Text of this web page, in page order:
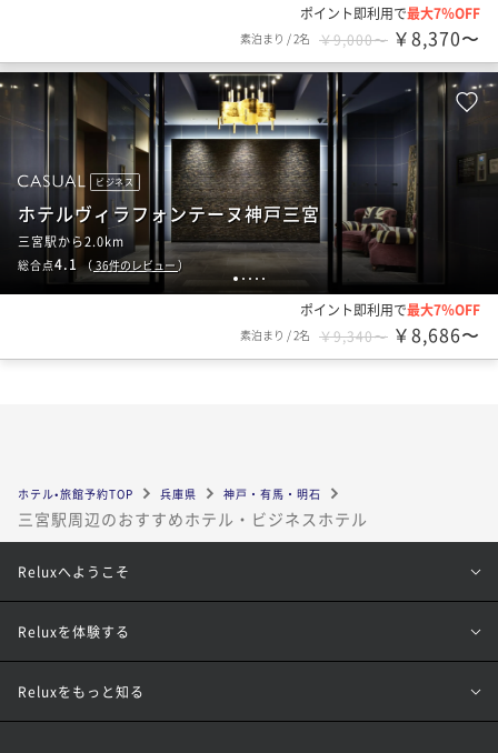
ポイント即利用で最大7％OFF
素泊まり /2名 ￥9,000〜 ￥8,370〜
1 2 3 4 5
ビジネス
ホテルヴィラフォンテーヌ神戸三宮
三宮駅から2.0km
総合点4.1 （36件のレビュー）
ポイント即利用で最大7％OFF
素泊まり /2名 ￥9,340〜 ￥8,686〜
ホテル•旅館予約TOP 兵庫県 神戸・有馬・明石
三宮駅周辺のおすすめホテル・ビジネスホテル
Reluxへようこそ
Reluxを体験する
Reluxをもっと知る